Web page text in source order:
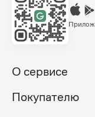
О сервисе
Покупателю